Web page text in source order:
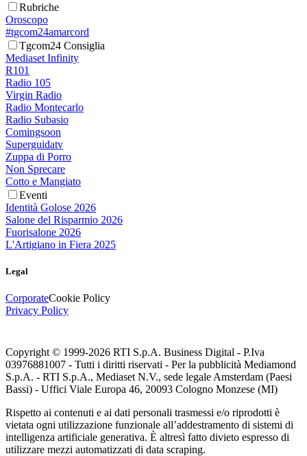
Rubriche
Oroscopo
#tgcom24amarcord
Tgcom24 Consiglia
Mediaset Infinity
R101
Radio 105
Virgin Radio
Radio Montecarlo
Radio Subasio
Comingsoon
Superguidatv
Zuppa di Porro
Non Sprecare
Cotto e Mangiato
Eventi
Identità Golose 2026
Salone del Risparmio 2026
Fuorisalone 2026
L'Artigiano in Fiera 2025
Legal
CorporateCookie Policy
Privacy Policy
Copyright © 1999-2026 RTI S.p.A. Business Digital - P.Iva
03976881007 - Tutti i diritti riservati - Per la pubblicità Mediamond
S.p.A. - RTI S.p.A., Mediaset N.V., sede legale Amsterdam (Paesi
Bassi) - Uffici Viale Europa 46, 20093 Cologno Monzese (MI)
Rispetto ai contenuti e ai dati personali trasmessi e/o riprodotti è
vietata ogni utilizzazione funzionale all’addestramento di sistemi di
intelligenza artificiale generativa. È altresì fatto divieto espresso di
utilizzare mezzi automatizzati di data scraping.